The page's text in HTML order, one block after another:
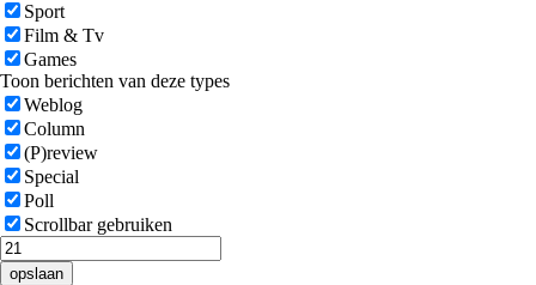
Sport
Film & Tv
Games
Toon berichten van deze types
Weblog
Column
(P)review
Special
Poll
Scrollbar gebruiken
opslaan